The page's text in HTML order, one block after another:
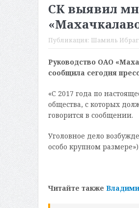
СК выявил
Публикация: Шамиль
Руководство ОАО
сообщила сегодня
«С 2017 года по
общества, с которых
говорится в сообщении.
Уголовное дело
особо крупном
Читайте также